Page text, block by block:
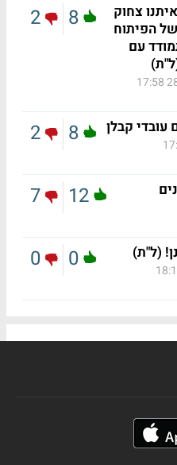
צחוק
הפיתוח
עם
8
2
עובדי קבלן 8
2
12
7
(ל"ת) 0
0